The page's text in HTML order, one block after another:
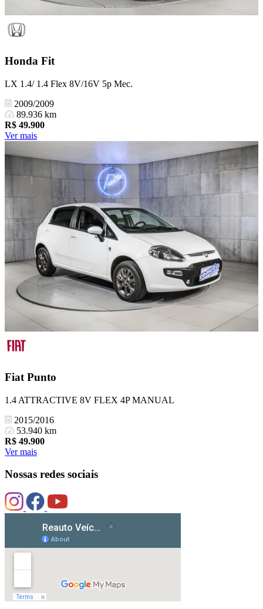
Honda Fit
LX 1.4/ 1.4 Flex 8V/16V 5p Mec.
2009/2009
89.936 km
R$ 49.900
Ver mais
Fiat Punto
1.4 ATTRACTIVE 8V FLEX 4P MANUAL
2015/2016
53.940 km
R$ 49.900
Ver mais
Nossas redes sociais